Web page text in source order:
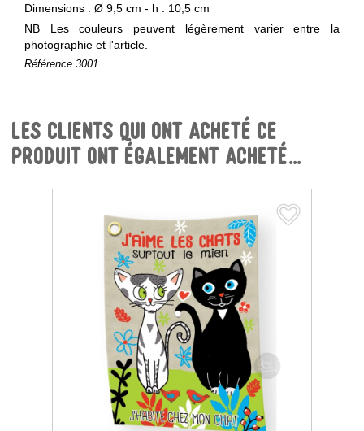
Dimensions : Ø 9,5 cm - h : 10,5 cm
NB Les couleurs peuvent légèrement varier entre la
photographie et l'article.
Référence 3001
Les clients qui ont acheté ce
produit ont également acheté...
favorite_border
favorite_border